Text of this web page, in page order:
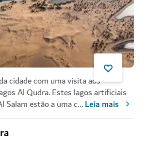
cidade com uma visita aos
Al Qudra. Estes lagos artificiais
Salam estão a uma c...Leia mais